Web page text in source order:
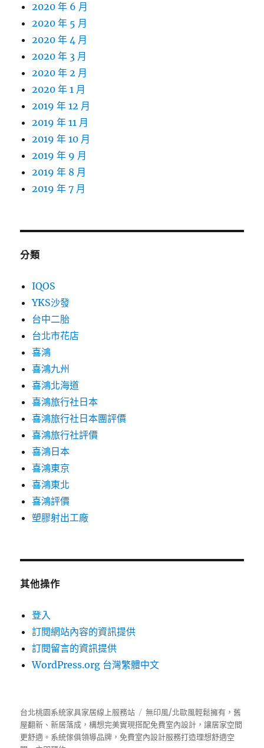
2020 年 6 月
2020 年 5 月
2020 年 4 月
2020 年 3 月
2020 年 2 月
2020 年 1 月
2019 年 12 月
2019 年 11 月
2019 年 10 月
2019 年 9 月
2019 年 8 月
2019 年 7 月
分類
IQOS
YKS沙發
台中二胎
台北市花店
喜鴻
喜鴻九州
喜鴻北海道
喜鴻旅行社日本
喜鴻旅行社日本團評價
喜鴻旅行社評價
喜鴻日本
喜鴻東京
喜鴻東北
喜鴻評價
塑膠射出工廠
其他操作
登入
訂閱網站內容的資訊提供
訂閱留言的資訊提供
WordPress.org 台灣繁體中文
台北桃園系統家具家居線上服務站
無印風/北歐風輕鬆擁有，舊
屋翻新、新居落成，構想完美實現搭配免費室內設計，讓居家空間
更舒適。 系統傢俱領導品牌，免費室內設計服務打造理想舒適空